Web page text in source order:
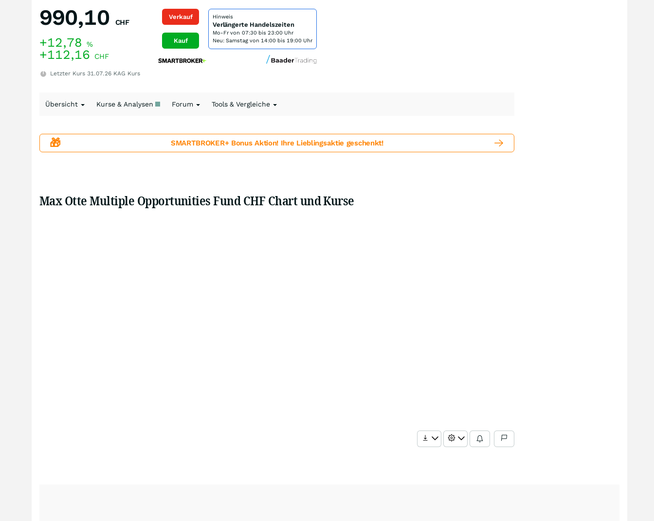
990,10 CHF
+12,78 %
+112,16 CHF
Letzter Kurs 31.07.26 KAG Kurs
Verkauf
Kauf
Hinweis
Verlängerte Handelszeiten
Mo-Fr von 07:30 bis 23:00 Uhr
Neu: Samstag von 14:00 bis 19:00 Uhr
Übersicht Kurse & Analysen Forum Tools & Vergleiche
🎁 SMARTBROKER+ Bonus Aktion! Ihre Lieblingsaktie geschenkt!
Max Otte Multiple Opportunities Fund CHF Chart und Kurse